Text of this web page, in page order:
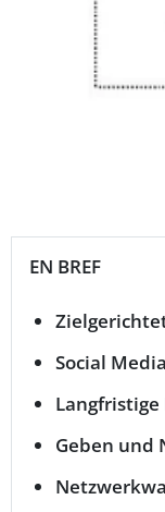
EN BREF
Social
Langfristige
Geben und